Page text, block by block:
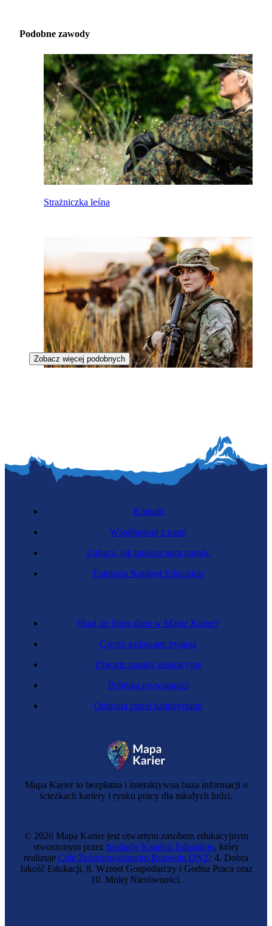
Podobne zawody
Strażniczka leśna
Zawód regulowany
Zobacz więcej podobnych
Mapa Karier to bezpłatna i interaktywna baza informacji o
ścieżkach kariery i rynku pracy dla młodych ludzi.
Skąd się biorą dane w Mapie Karier?
Często zadawane pytania
Otwarte zasoby edukacyjne
Polityka prywatności
Ochrona przed nadużyciami
Kontakt
Współpracuj z nami
Zobacz, jak możesz nam pomóc
Fundacja Katalyst Education
© 2026 Mapa Karier jest otwartym zasobem edukacyjnym
stworzonym przez fundację Katalyst Education, który
realizuje Cele Zrównoważonego Rozwoju ONZ: 4. Dobra
Jakość Edukacji, 8. Wzrost Gospodarczy i Godna Praca oraz
10. Mniej Nierówności.